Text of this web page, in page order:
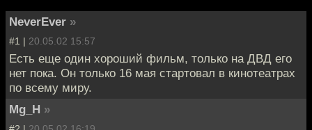
NeverEver »
#1 | 20.05.02 15:57
Есть еще один хороший фильм, только на ДВД его
нет пока. Он только 16 мая стартовал в кинотеатрах
по всему миру.
Mg_H »